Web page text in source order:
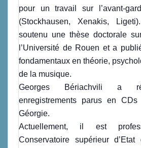
pour un travail sur l’avant-
(Stockhausen, Xenakis,
soutenu une thèse doctorale
l’Université de Rouen et a
fondamentaux en théorie,
de la musique.
Georges Bériachvili a
enregistrements parus en
Géorgie.
Actuellement, il est
Conservatoire supérieur